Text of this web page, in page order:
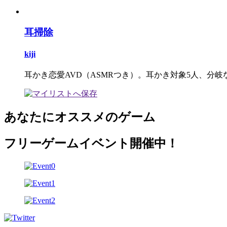
耳掃除
kiji
耳かき恋愛AVD（ASMRつき）。耳かき対象5人、分岐
あなたにオススメのゲーム
フリーゲームイベント開催中！